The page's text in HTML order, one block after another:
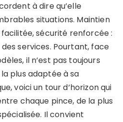
à dire qu’elle
situations. Maintien
sécurité renforcée :
services. Pourtant, face
il n’est pas toujours
plus adaptée à sa
voici un tour d’horizon qui
chaque pince, de la plus
Il convient